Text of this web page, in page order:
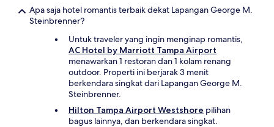
Apa saja hotel romantis terbaik dekat Lapangan George M.
Steinbrenner?
Untuk traveler yang ingin menginap romantis,
AC Hotel by Marriott Tampa Airport
menawarkan 1 restoran dan 1 kolam renang
outdoor. Properti ini berjarak 3 menit
berkendara singkat dari Lapangan George M.
Steinbrenner.
Hilton Tampa Airport Westshore pilihan
bagus lainnya, dan berkendara singkat.